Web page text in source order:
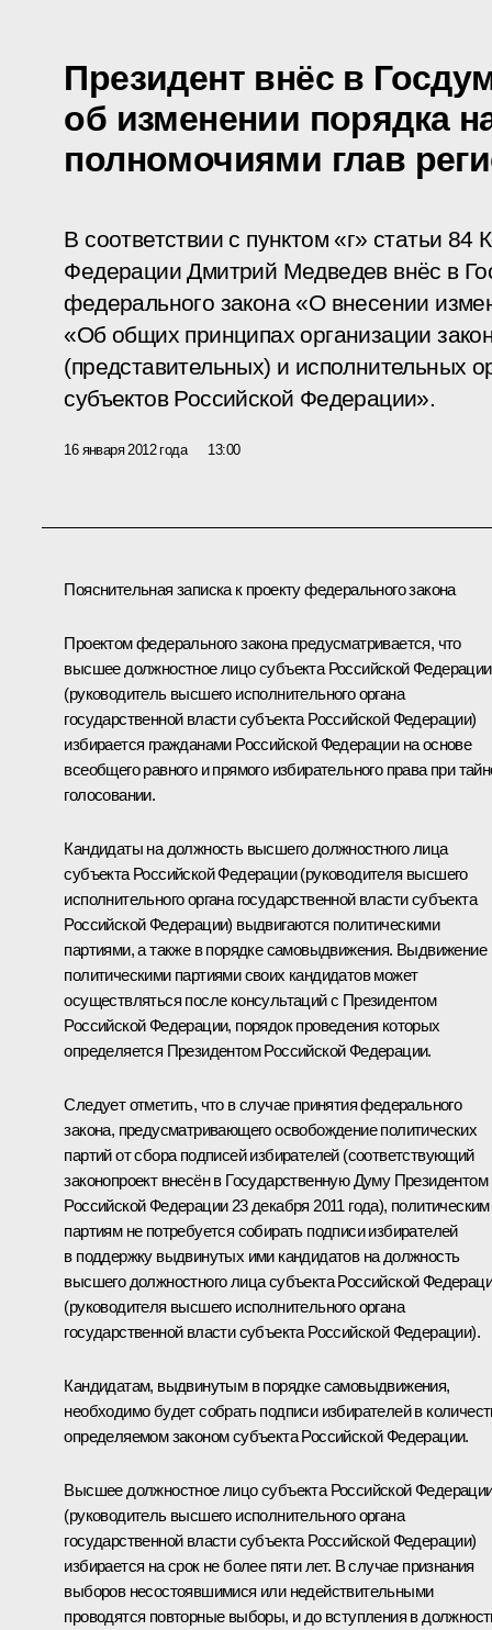
Президент внёс в
об изменении порядка
полномочиями глав
В соответствии с пунктом «г» статьи 84
Федерации Дмитрий Медведев внёс в
федерального закона «О внесении
«Об общих принципах организации
(представительных) и исполнительных
субъектов Российской Федерации».
16 января 2012 года 13:00
Пояснительная записка к проекту федерального закона
Проектом федерального закона предусматривается, что
высшее должностное лицо субъекта Российской Федерации
(руководитель высшего исполнительного органа
государственной власти субъекта Российской Федерации)
избирается гражданами Российской Федерации на основе
всеобщего равного и прямого избирательного права при
голосовании.
Кандидаты на должность высшего должностного лица
субъекта Российской Федерации (руководителя высшего
исполнительного органа государственной власти субъекта
Российской Федерации) выдвигаются политическими
партиями, а также в порядке самовыдвижения. Выдвижение
политическими партиями своих кандидатов может
осуществляться после консультаций с Президентом
Российской Федерации, порядок проведения которых
определяется Президентом Российской Федерации.
Следует отметить, что в случае принятия федерального
закона, предусматривающего освобождение политических
партий от сбора подписей избирателей (соответствующий
законопроект внесён в Государственную Думу Президентом
Российской Федерации 23 декабря 2011 года), политическим
партиям не потребуется собирать подписи избирателей
в поддержку выдвинутых ими кандидатов на должность
высшего должностного лица субъекта Российской
(руководителя высшего исполнительного органа
государственной власти субъекта Российской Федерации).
Кандидатам, выдвинутым в порядке самовыдвижения,
необходимо будет собрать подписи избирателей в
определяемом законом субъекта Российской Федерации.
Высшее должностное лицо субъекта Российской
(руководитель высшего исполнительного органа
государственной власти субъекта Российской Федерации)
избирается на срок не более пяти лет. В случае признания
выборов несостоявшимися или недействительными
проводятся повторные выборы, и до вступления в